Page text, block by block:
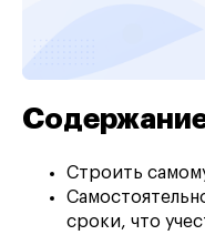
Строить
сроки, что